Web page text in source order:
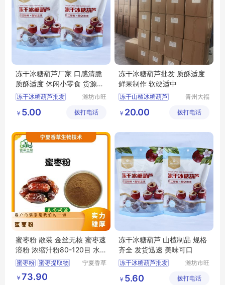
冻干冰糖葫芦厂家 口感清脆
质酥适度 休闲小零食 货源较
足
冻干冰糖葫芦批发
冻干芝麻糖葫芦
冻干冰糖葫芦
潍坊市旺
限公司
￥ 5.00 拨打电话
冻干冰糖葫芦批发 质酥适度
鲜果制作 软硬适中
冻干山楂冰糖葫芦
冰糖葫芦
冻干山楂冰糖葫芦厂家
青州大福
展有限公
￥ 20.00 拨打电话
蜜枣粉 散装 金丝无核 蜜枣速
溶粉 浓缩汁粉80-120目 水
溶无杂质
蜜枣粉 蜜枣提取物
宁夏香草
￥ 73.90
冻干冰糖葫芦 山楂制品 规格
齐全 发货迅速 美味可口
冻干冰糖葫芦批发
冻干冰糖葫芦厂家
潍坊市旺
限公司
￥ 5.60 拨打电话